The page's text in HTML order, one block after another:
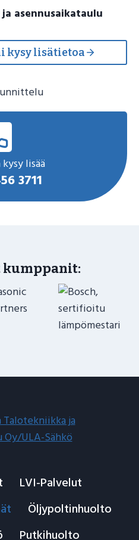
lisää
3711
asennusaikataulu
kysy lisätietoa
kumppanit:
LVI-Palvelut
Öljypoltinhuolto
Putkihuolto